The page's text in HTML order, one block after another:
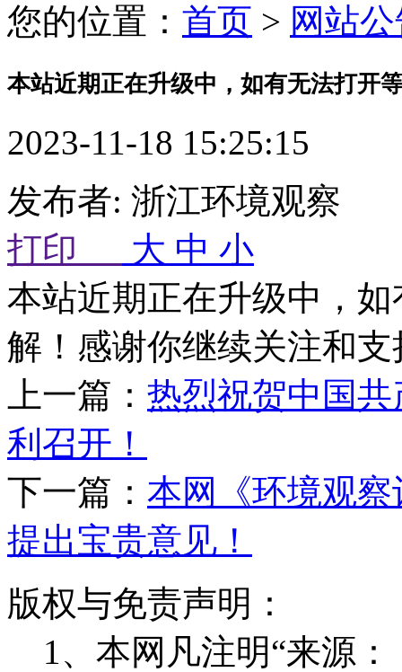
您的位置： 首页 > 网站
本站近期正在升级中，如有无法打开
2023-11-18 15:25:15
发布者: 浙江环境观察
打印
大 中 小
本站近期正在升级中，
解！感谢你继续关注和
上一篇： 热烈祝贺中国
利召开！
下一篇： 本网《环境观
提出宝贵意见！
版权与免责声明：
1、本网凡注明“来源：